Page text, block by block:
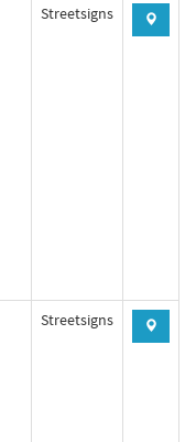
Streetsigns
Streetsigns